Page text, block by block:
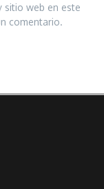
sitio web en este
comentario.